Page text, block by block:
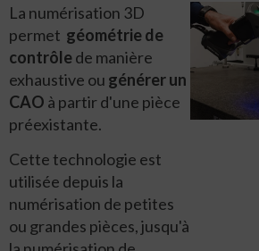
La numérisation 3D
permet géométrie de
contrôlede manière
exhaustive ou générer un
CAO à partir d'une pièce
préexistante.
Cette technologie est
utilisée depuis la
numérisation de petites
ou grandes pièces, jusqu'à